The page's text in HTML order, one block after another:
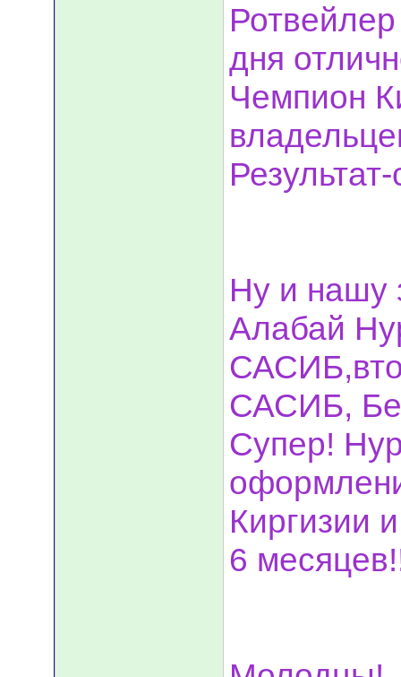
дня
Чемпион
Ну и нашу
Алабай
САСИБ,
Супер!
Киргизии
6